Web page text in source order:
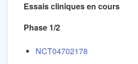
Essais cliniques en cours
Phase 1/2
NCT04702178